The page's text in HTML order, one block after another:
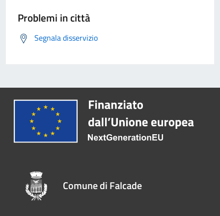
Problemi in città
Segnala disservizio
Comune di Falcade